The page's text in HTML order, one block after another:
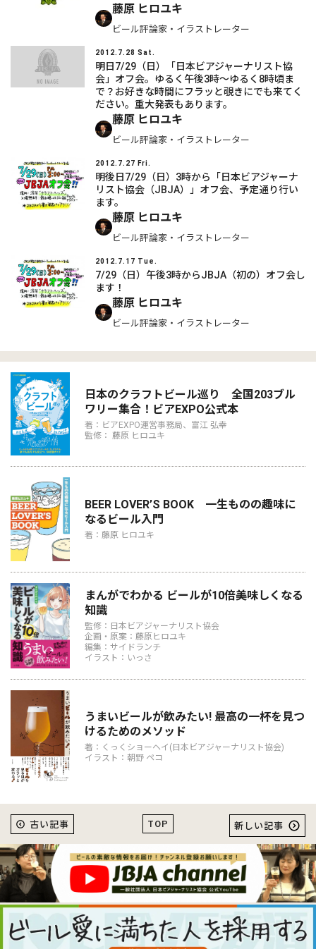
藤原 ヒロユキ
ビール評論家・イラストレーター
2012.7.28 Sat.
明日7/29（日）「日本ビアジャーナリスト協
会」オフ会。ゆるく午後3時～ゆるく8時頃ま
で？お好きな時間にフラッと覗きにでも来てく
ださい。重大発表もあります。
藤原 ヒロユキ
ビール評論家・イラストレーター
2012.7.27 Fri.
明後日7/29（日）3時から「日本ビアジャーナ
リスト協会（JBJA）」オフ会、予定通り行い
ます。
藤原 ヒロユキ
ビール評論家・イラストレーター
2012.7.17 Tue.
7/29（日）午後3時からJBJA（初の）オフ会し
ます！
藤原 ヒロユキ
ビール評論家・イラストレーター
日本のクラフトビール巡り 全国203ブル
ワリー集合！ビアEXPO公式本
著：ビアEXPO運営事務局、富江 弘幸
監修： 藤原 ヒロユキ
BEER LOVER’S BOOK 一生ものの趣味に
なるビール入門
著：藤原 ヒロユキ
まんがでわかる ビールが10倍美味しくなる
知識
監修：日本ビアジャーナリスト協会
企画・原案：藤原ヒロユキ
編集：サイドランチ
イラスト：いっさ
うまいビールが飲みたい! 最高の一杯を見つ
けるためのメソッド
著：くっくショーヘイ(日本ビアジャーナリスト協会)
イラスト：朝野 ペコ
TOP
古い記事 新しい記事